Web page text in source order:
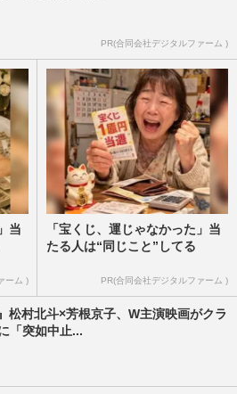
PR(合同会社デジタルファーム )
当
ーム )
「宝くじ、運じゃなかった」当
たる人は“同じこと”してる
PR(合同会社デジタルファーム )
松村北斗×芳根京子、W主演映画がクラ
「突如中止...